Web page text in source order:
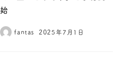
始
fantas 2025年7月1日